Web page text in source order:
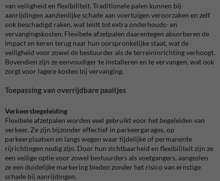
van veiligheid en flexibiliteit. Traditionele palen kunnen bij
aanrijdingen aanzienlijke schade aan voertuigen veroorzaken en zelf
ook beschadigd raken, wat leidt tot extra onderhouds- en
vervangingskosten. Flexibele afzetpalen daarentegen absorberen de
impact en keren terug naar hun oorspronkelijke staat, wat de
veiligheid voor zowel de bestuurder als de terreininrichting verhoogt.
Bovendien zijn ze eenvoudiger te installeren en te vervangen, wat ook
zorgt voor lagere kosten bij vervanging.
Toepassing van overrijdbare paaltjes
Verkeersbegeleiding
Flexibele afzetpalen worden veel gebruikt voor het begeleiden van
verkeer. Ze zijn bijzonder effectief in parkeergarages, op
parkeerplaatsen en langs wegen waar tijdelijke of permanente
rijrichtingen nodig zijn. Door hun zichtbaarheid en flexibiliteit zijn ze
een veilige optie voor zowel bestuurders als voetgangers, aangezien
ze een duidelijke markering bieden zonder het risico van ernstige
schade bij aanrijdingen.